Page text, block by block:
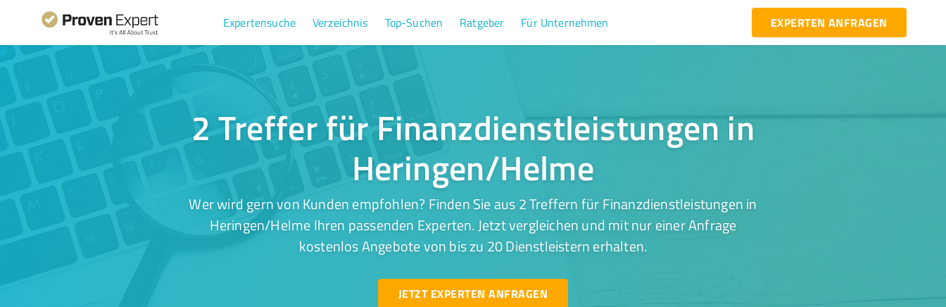
Expertensuche Verzeichnis Top-Suchen Ratgeber Für Unternehmen EXPERTEN ANFRAGEN
2 Treffer für Finanzdienstleistungen in
Heringen/Helme
Wer wird gern von Kunden empfohlen? Finden Sie aus 2 Treffern für Finanzdienstleistungen in
Heringen/Helme Ihren passenden Experten. Jetzt vergleichen und mit nur einer Anfrage
kostenlos Angebote von bis zu 20 Dienstleistern erhalten.
JETZT EXPERTEN ANFRAGEN